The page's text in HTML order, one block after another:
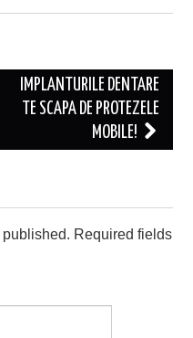
IMPLANTURILE DENTARE
TE SCAPA DE PROTEZELE
MOBILE!
Required fields